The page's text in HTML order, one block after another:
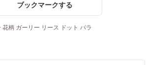
ブックマークする
柄 ガーリー リース ドット パラ